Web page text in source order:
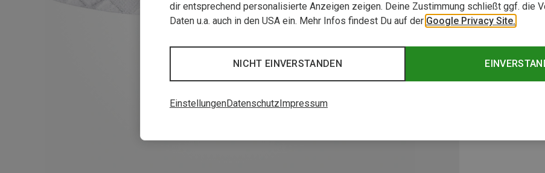
dir entsprechend personalisierte Anzeigen zeigen. Deine Zustimmung schließt ggf. die
Daten u.a. auch in den USA ein. Mehr Infos findest Du auf der Google Privacy Site.
NICHT EINVERSTANDEN
EinstellungenDatenschutz Impressum